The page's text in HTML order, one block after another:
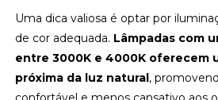
Uma dica valiosa é optar por
de cor adequada. Lâmpadas com
entre 3000K e 4000K oferecem
próxima da luz natural,